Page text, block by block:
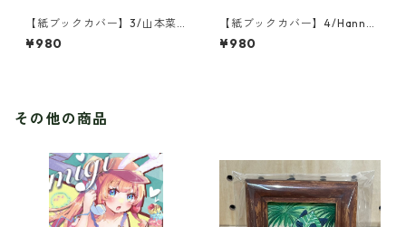
【紙ブックカバー】3/山本菜
月/たかく遠く
¥980
【紙ブックカバー】4/Hanna
Juno/Answering the Call/運
命を造る
¥980
その他の商品